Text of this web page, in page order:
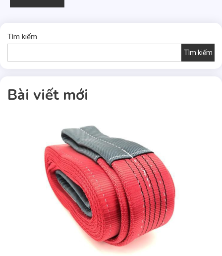
cho:
Tìm kiếm
Tìm kiếm
Bài viết mới